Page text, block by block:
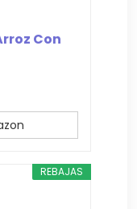
Con
REBAJAS